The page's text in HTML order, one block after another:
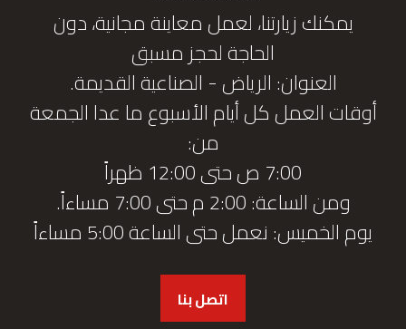
يمكنك زيارتنا، لعمل معاينة مجانية، دون
الحاجة لحجز مسبق
العنوان: الرياض - الصناعية القديمة.
أوقات العمل كل أيام الأسبوع ما عدا الجمعة
من:
7:00 ص حتى 12:00 ظهراً
ومن الساعة: 2:00 م حتى 7:00 مساءاً.
يوم الخميس: نعمل حتى الساعة 5:00 مساءاً
اتصل بنا